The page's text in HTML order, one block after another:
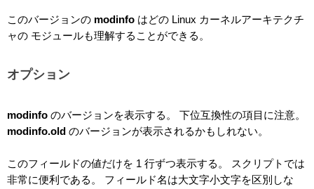
このバージョンの modinfo はどの Linux カーネルアーキテクチ
ャの モジュールも理解することができる。
オプション
modinfo のバージョンを表示する。 下位互換性の項目に注意。
modinfo.old のバージョンが表示されるかもしれない。
このフィールドの値だけを 1 行ずつ表示する。 スクリプトでは
非常に便利である。 フィールド名は大文字小文字を区別しな